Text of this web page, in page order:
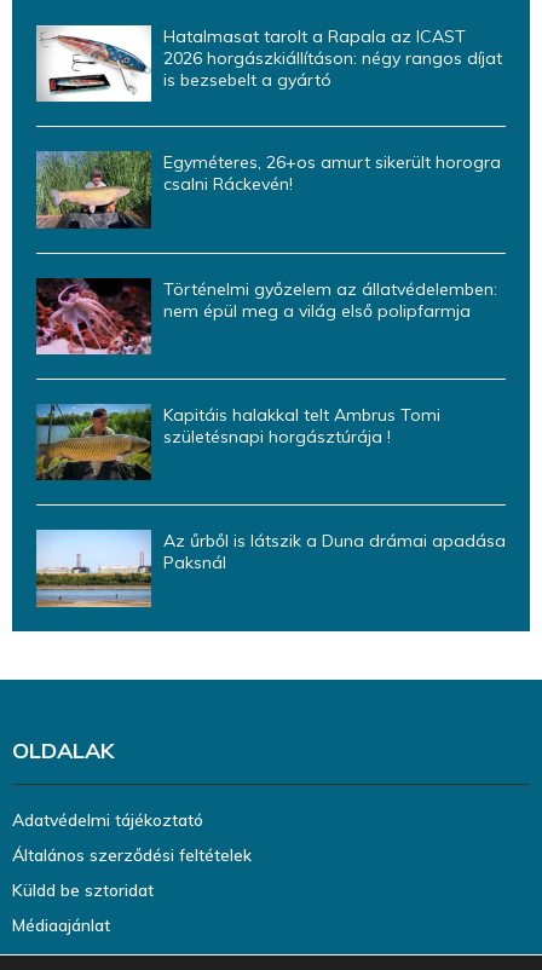
Hatalmasat tarolt a Rapala az ICAST
2026 horgászkiállításon: négy rangos díjat
is bezsebelt a gyártó
Egyméteres, 26+os amurt sikerült horogra
csalni Ráckevén!
Történelmi győzelem az állatvédelemben:
nem épül meg a világ első polipfarmja
Kapitáis halakkal telt Ambrus Tomi
születésnapi horgásztúrája !
Az űrből is látszik a Duna drámai apadása
Paksnál
OLDALAK
Adatvédelmi tájékoztató
Általános szerződési feltételek
Küldd be sztoridat
Médiaajánlat